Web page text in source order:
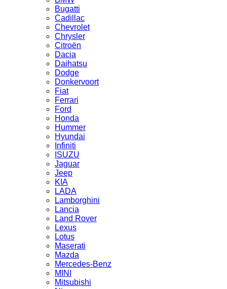
Bugatti
Cadillac
Chevrolet
Chrysler
Citroën
Dacia
Daihatsu
Dodge
Donkervoort
Fiat
Ferrari
Ford
Honda
Hummer
Hyundai
Infiniti
ISUZU
Jaguar
Jeep
KIA
LADA
Lamborghini
Lancia
Land Rover
Lexus
Lotus
Maserati
Mazda
Mercedes-Benz
MINI
Mitsubishi